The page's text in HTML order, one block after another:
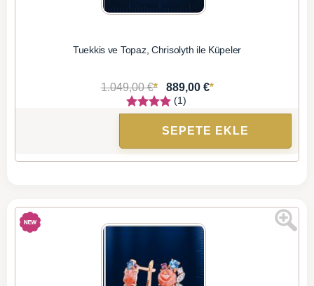
Tuekkis ve Topaz, Chrisolyth ile Küpeler
1.049,00 €* 889,00 €*
(1)
SEPETE EKLE